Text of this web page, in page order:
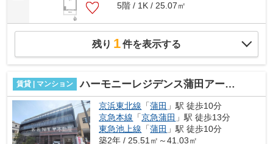
5階 / 1K / 25.07㎡
残り 1件を表示する
賃貸 | マンション ハーモニーレジデンス蒲田アートヴィラ
京浜東北線 「蒲田 」駅 徒歩10分
京急本線 「京急蒲田 」駅 徒歩13分
東急池上線 「蒲田 」駅 徒歩10分
築2年 / 25.51㎡～41.03㎡